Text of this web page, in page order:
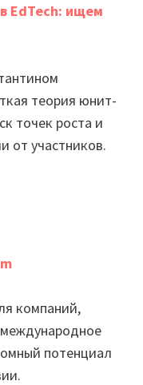
EdTech: ищем
теория юнит-
точек роста и
от участников.
компаний,
потенциал